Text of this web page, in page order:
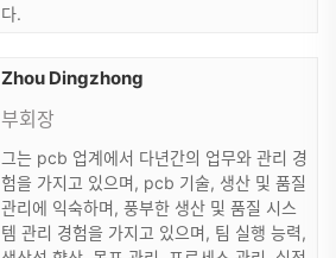
다.
Zhou Dingzhong
부회장
그는 pcb 업계에서 다년간의 업무와 관리 경
험을 가지고 있으며, pcb 기술, 생산 및 품질
관리에 익숙하며, 풍부한 생산 및 품질 시스
템 관리 경험을 가지고 있으며, 팀 실행 능력,